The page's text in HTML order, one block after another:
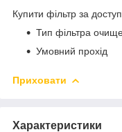
Купити фільтр за
Тип фільтра
Умовний прохід
Приховати
Характеристики